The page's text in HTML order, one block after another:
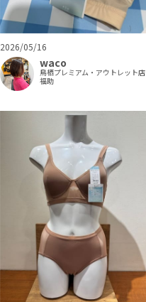
2026/05/16
waco
鳥栖プレミアム・アウトレット店
福助